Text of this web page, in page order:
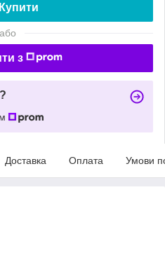
Купити
або
з
Доставка Оплата Умови